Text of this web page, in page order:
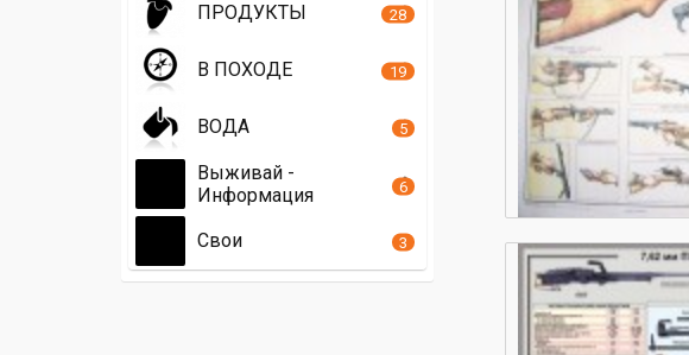
ПРОДУКТЫ 28
В ПОХОДЕ 19
ВОДА 5
Выживай -
Информация
6
Свои 3